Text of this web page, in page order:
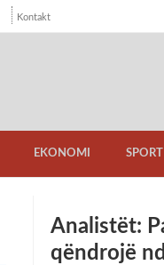
Kontakt
EKONOMI SPORT
Analistët:
qëndrojë